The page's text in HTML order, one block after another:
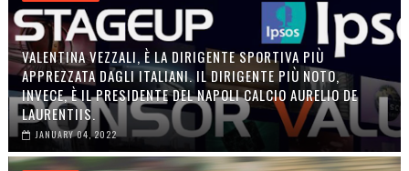
VALENTINA VEZZALI, È LA DIRIGENTE SPORTIVA PIÙ
APPREZZATA DAGLI ITALIANI. IL DIRIGENTE PIÙ NOTO,
INVECE, È IL PRESIDENTE DEL NAPOLI CALCIO AURELIO DE
LAURENTIIS.
JANUARY 04, 2022